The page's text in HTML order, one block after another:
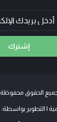
| التطوير بواسطة: